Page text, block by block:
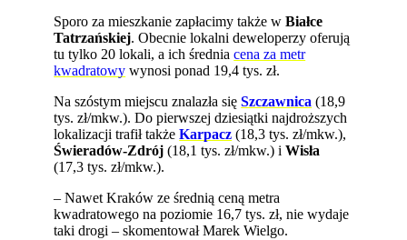
Sporo za mieszkanie zapłacimy także wBiałce
Tatrzańskiej. Obecnie lokalni deweloperzy oferują
tu tylko 20 lokali, a ich średniacena za metr
kwadratowy wynosi ponad 19,4 tys. zł.
Na szóstym miejscu znalazła sięSzczawnica (18,9
tys. zł/mkw.). Do pierwszej dziesiątki najdroższych
lokalizacji trafił takżeKarpacz (18,3 tys. zł/mkw.),
Świeradów-Zdrój (18,1 tys. zł/mkw.) iWisła
(17,3 tys. zł/mkw.).
– Nawet Kraków ze średnią ceną metra
kwadratowego na poziomie 16,7 tys. zł, nie wydaje
taki drogi – skomentował Marek Wielgo.